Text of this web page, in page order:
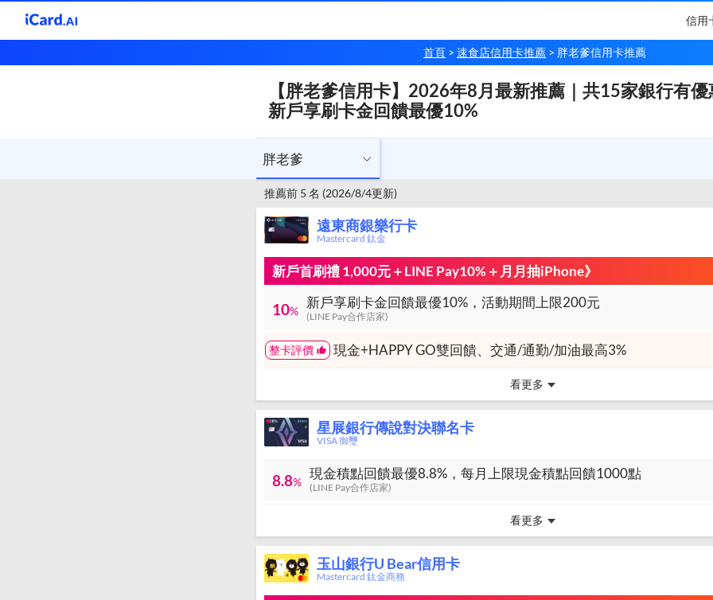
信用
胖老爹
首頁 速食店信用卡推薦 胖老爹信用卡推薦
【胖老爹信用卡】2026年8月最新推薦｜共15家銀行有
新戶享刷卡金回饋最優10%
胖老爹
推薦前 5 名 (2026/8/4更新)
遠東商銀樂行卡
Mastercard 鈦金
新戶首刷禮 1,000元＋LINE Pay10%＋月月抽iPhone》
10% 新戶享刷卡金回饋最優10%，活動期間上限200元
(LINE Pay合作店家)
整卡評價 現金+HAPPY GO雙回饋、交通/通勤/加油最高3%
看更多
星展銀行傳說對決聯名卡
VISA 御璽
8.8% 現金積點回饋最優8.8%，每月上限現金積點回饋1000點
(LINE Pay合作店家)
看更多
玉山銀行U Bear信用卡
Mastercard 鈦金商務